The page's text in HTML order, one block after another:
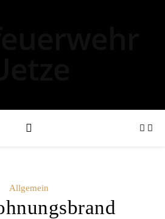
Allgemein